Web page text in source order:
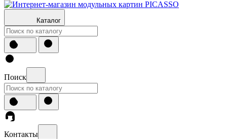
Каталог
Поиск
Контакты